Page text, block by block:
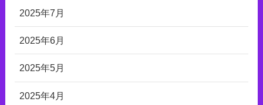
2025年7月
2025年6月
2025年5月
2025年4月